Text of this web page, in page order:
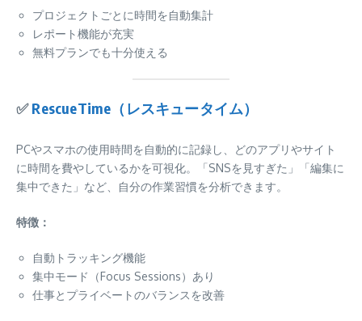
プロジェクトごとに時間を自動集計
レポート機能が充実
無料プランでも十分使える
✅RescueTime（レスキュータイム）
PCやスマホの使用時間を自動的に記録し、どのアプリやサイト
に時間を費やしているかを可視化。「SNSを見すぎた」「編集に
集中できた」など、自分の作業習慣を分析できます。
特徴：
自動トラッキング機能
集中モード（Focus Sessions）あり
仕事とプライベートのバランスを改善